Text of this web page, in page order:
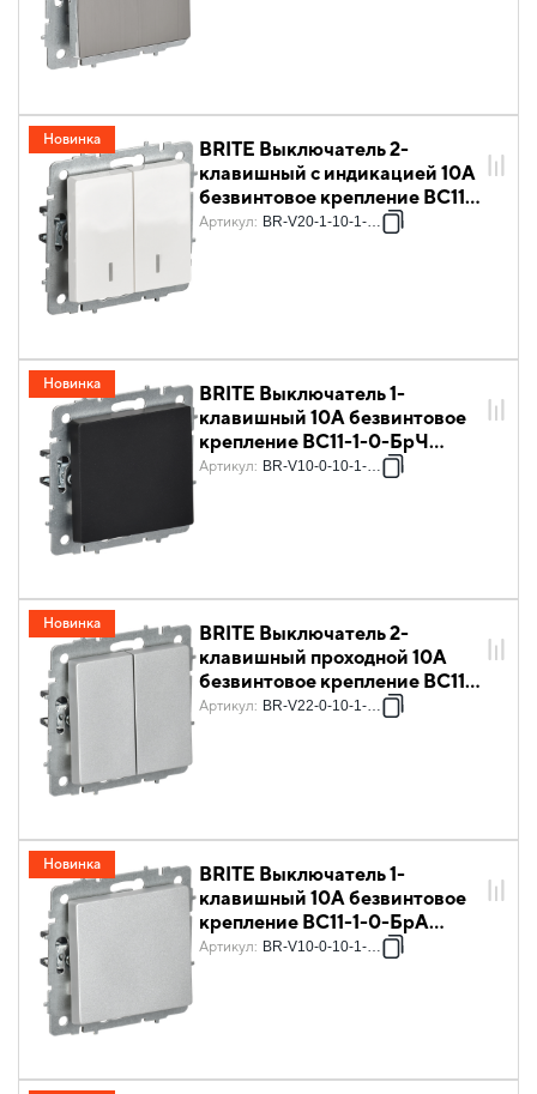
BRITE Выключатель 2-
клавишный с индикацией 10А
безвинтовое крепление ВС11-
2-1-БрБ белый IEK
Артикул: BR-V20-1-10-1-K01
Новинка
BRITE Выключатель 1-
клавишный 10А безвинтовое
крепление ВС11-1-0-БрЧ
черный IEK
Артикул: BR-V10-0-10-1-K02
Новинка
BRITE Выключатель 2-
клавишный проходной 10А
безвинтовое крепление ВС11-
2-6-БрА алюминий IEK
Артикул: BR-V22-0-10-1-K47
Новинка
BRITE Выключатель 1-
клавишный 10А безвинтовое
крепление ВС11-1-0-БрА
алюминий IEK
Артикул: BR-V10-0-10-1-K47
Новинка